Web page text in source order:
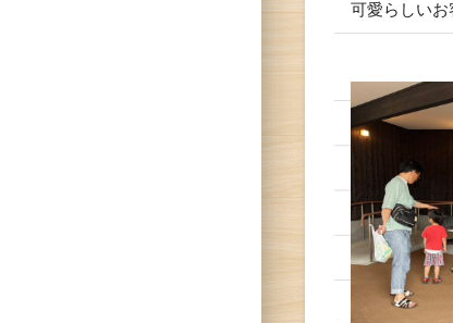
可愛らしい